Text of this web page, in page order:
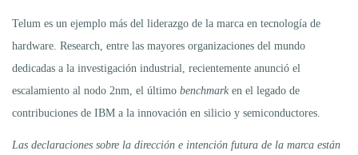
Telum es un ejemplo más del liderazgo de la marca en tecnología de
hardware. Research, entre las mayores organizaciones del mundo
dedicadas a la investigación industrial, recientemente anunció el
escalamiento al nodo 2nm, el último benchmarken el legado de
contribuciones de IBM a la innovación en silicio y semiconductores.
Las declaraciones sobre la dirección e intención futura de la marca están